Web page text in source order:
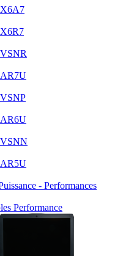
Performance